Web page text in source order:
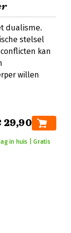
dualisme.
stelsel
kan
willen
29,90
in huis | Gratis